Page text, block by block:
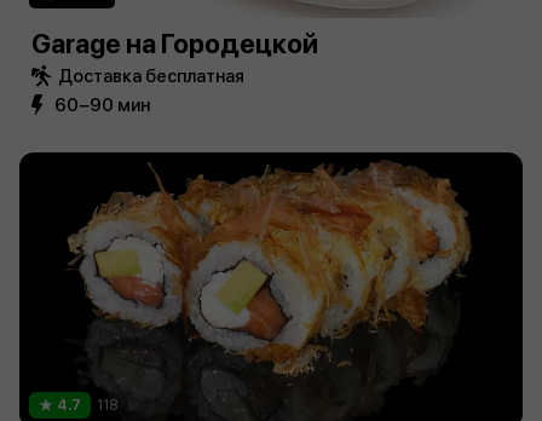
Garage на Городецкой
Доставка бесплатная
60−90 мин
4.7 118